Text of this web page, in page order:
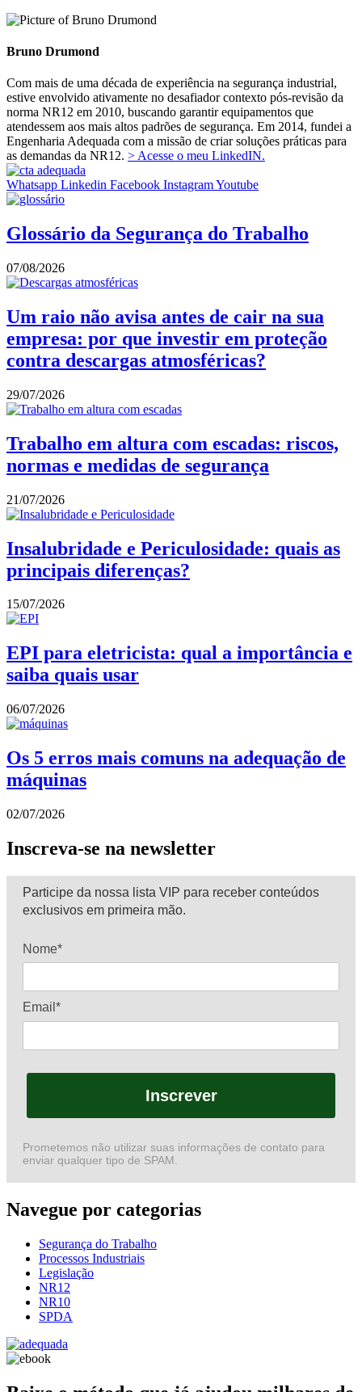
Bruno Drumond
Com mais de uma década de experiência na segurança industrial,
estive envolvido ativamente no desafiador contexto pós-revisão da
norma NR12 em 2010, buscando garantir equipamentos que
atendessem aos mais altos padrões de segurança. Em 2014, fundei a
Engenharia Adequada com a missão de criar soluções práticas para
as demandas da NR12. > Acesse o meu LinkedIN.
Whatsapp Linkedin Facebook InstagramYoutube
Glossário da Segurança do Trabalho
07/08/2026
Um raio não avisa antes de cair na sua
empresa: por que investir em proteção
contra descargas atmosféricas?
29/07/2026
Trabalho em altura com escadas: riscos,
normas e medidas de segurança
21/07/2026
Insalubridade e Periculosidade: quais as
principais diferenças?
15/07/2026
EPI para eletricista: qual a importância e
saiba quais usar
06/07/2026
Os 5 erros mais comuns na adequação de
máquinas
02/07/2026
Inscreva-se na newsletter
Participe da nossa lista VIP para receber conteúdos
exclusivos em primeira mão.
Nome*
Email*
Inscrever
Prometemos não utilizar suas informações de contato para
enviar qualquer tipo de SPAM.
Navegue por categorias
Segurança do Trabalho
Processos Industriais
Legislação
NR12
NR10
SPDA